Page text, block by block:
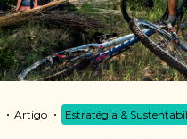
Artigo Estratégia &